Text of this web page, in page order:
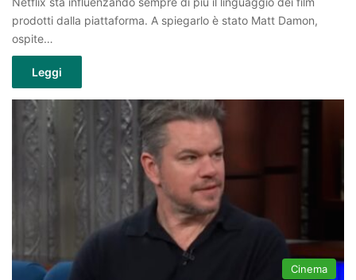
prodotti dalla piattaforma. A spiegarlo è stato Matt Damon,
ospite…
Leggi
Cinema